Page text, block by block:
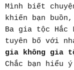
o
s
:
Mình biết
khiến bạn
Ba gia tộc Hắc
tuyên bố với
gia không gia
Chắc bạn hiểu